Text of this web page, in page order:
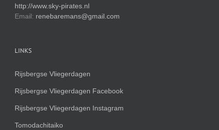
http://www.sky-pirates.nl
Email: renebaremans@gmail.com
LINKS
Rijsbergse Vliegerdagen
Rijsbergse Vliegerdagen Facebook
Rijsbergse Vliegerdagen Instagram
Tomodachitaiko